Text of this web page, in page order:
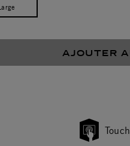
AJOUTER